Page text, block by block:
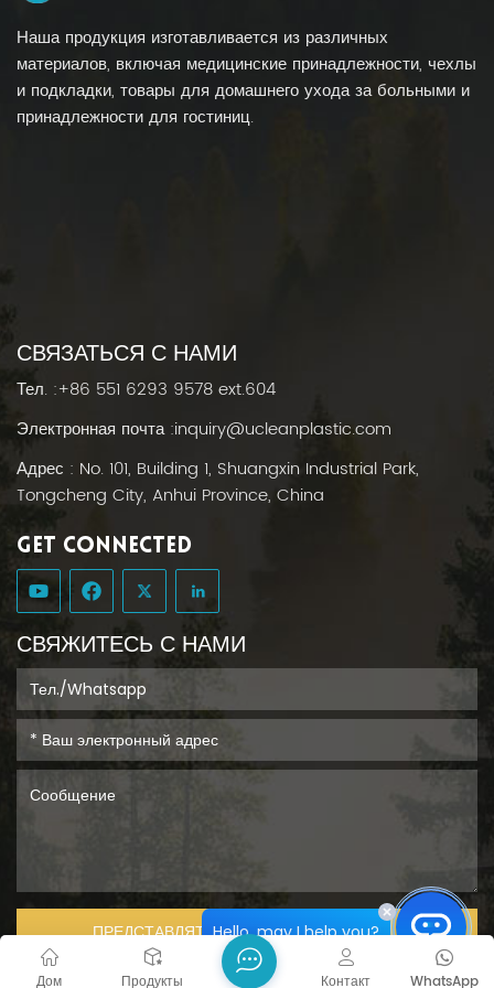
Наша продукция изготавливается из различных
материалов, включая медицинские принадлежности, чехлы
и подкладки, товары для домашнего ухода за больными и
принадлежности для гостиниц.
СВЯЗАТЬСЯ С НАМИ
Тел. :+86 551 6293 9578 ext.604
Электронная почта :inquiry@ucleanplastic.com
Адрес : No. 101, Building 1, Shuangxin Industrial Park,
Tongcheng City, Anhui Province, China
GET CONNECTED
СВЯЖИТЕСЬ С НАМИ
ПРЕДСТАВЛЯТЬ НА РАССМОТРЕНИЕ
Дом Продукты WhatsApp
Контакт
Hello, may I help you?